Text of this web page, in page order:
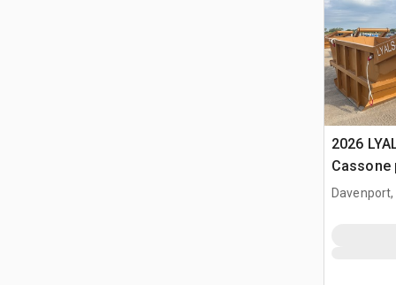
2026
Cassone
(Unused)
Davenport,